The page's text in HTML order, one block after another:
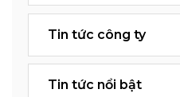
Tin tức công ty
Tin tức nổi bật